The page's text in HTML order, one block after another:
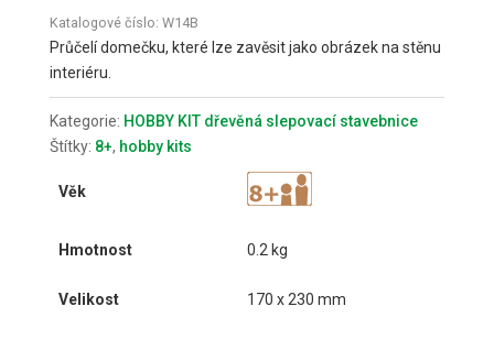
Katalogové číslo: W14B
Průčelí domečku, které lze zavěsit jako obrázek na stěnu
interiéru.
Kategorie: HOBBY KIT dřevěná slepovací stavebnice
Štítky: 8+, hobby kits
Věk
Hmotnost 0.2 kg
Velikost 170 x 230 mm